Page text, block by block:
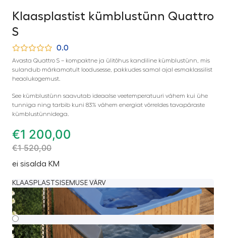
Klaasplastist kümblustünn Quattro
S
0.0
Avasta Quattro S – kompaktne ja ülitõhus kandiline kümblustünn, mis
sulandub märkamatult loodusesse, pakkudes samal ajal esmaklassilist
heaolukogemust.
See kümblustünn saavutab ideaalse veetemperatuuri vähem kui ühe
tunniga ning tarbib kuni 83% vähem energiat võrreldes tavapäraste
kümblustünnidega.
€1 200,00
€1 520,00
ei sisalda KM
KLAASPLASTSISEMUSE VÄRV